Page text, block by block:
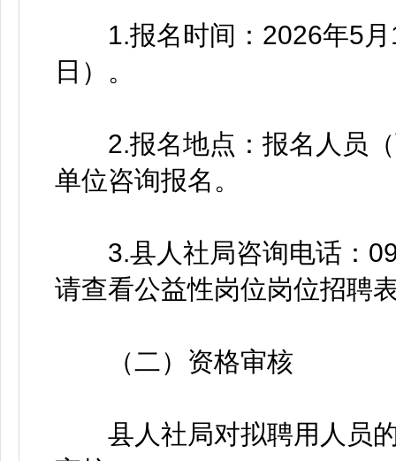
1.报名时间：2026年5月
日）。
2.报名地点：报名人员（
单位咨询报名。
3.县人社局咨询电话：
请查看公益性岗位岗位招聘
（二）资格审核
县人社局对拟聘用人员的